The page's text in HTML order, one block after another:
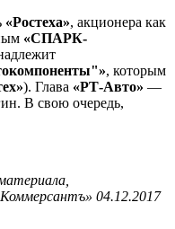
«Ростеха», акционера как
«СПАРК-
, которым
). Глава «РТ-Авто» —
В свою очередь,
04.12.2017